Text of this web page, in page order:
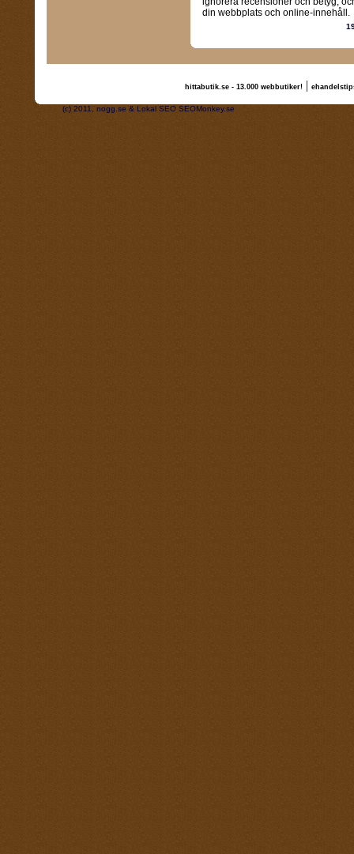
din webbplats och online-innehåll.
hittabutik.se - 13.000 webbutiker!|
(c) 2011, nogg.se & Lokal SEO SEOMonkey.se